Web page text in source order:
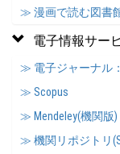
≫ 漫画で読む図書
電子情報サー
≫ 電子ジャーナル
≫ Scopus
≫ Mendeley(機関版)
≫ 機関リポジトリ